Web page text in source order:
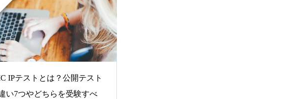
IPテストとは？公開テスト
い7つやどちらを受験すべ